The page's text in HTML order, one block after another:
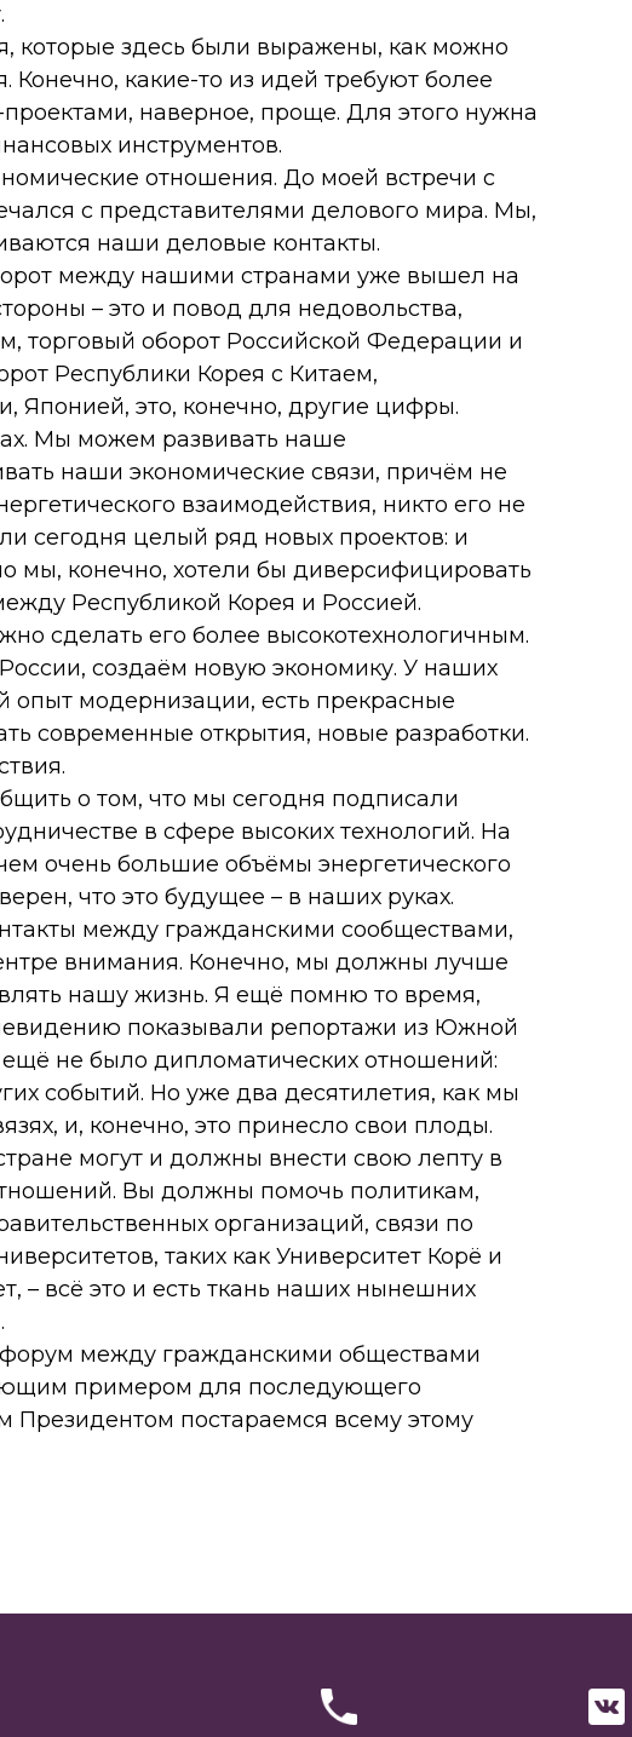
которые здесь были выражены, как можно
Конечно, какие-то из идей требуют более
наверное, проще. Для этого нужна
инструментов.
отношения. До моей встречи с
с представителями делового мира. Мы,
наши деловые контакты.
между нашими странами уже вышел на
– это и повод для недовольства,
торговый оборот Российской Федерации и
Республики Корея с Китаем,
это, конечно, другие цифры.
Мы можем развивать наше
наши экономические связи, причём не
взаимодействия, никто его не
сегодня целый ряд новых проектов: и
мы, конечно, хотели бы диверсифицировать
Республикой Корея и Россией.
сделать его более высокотехнологичным.
создаём новую экономику. У наших
опыт модернизации, есть прекрасные
современные открытия, новые разработки.
о том, что мы сегодня подписали
в сфере высоких технологий. На
очень большие объёмы энергетического
что это будущее – в наших руках.
между гражданскими сообществами,
внимания. Конечно, мы должны лучше
нашу жизнь. Я ещё помню то время,
показывали репортажи из Южной
ещё не было дипломатических отношений:
событий. Но уже два десятилетия, как мы
и, конечно, это принесло свои плоды.
могут и должны внести свою лепту в
Вы должны помочь политикам,
организаций, связи по
таких как Университет Корё и
– всё это и есть ткань наших нынешних
между гражданскими обществами
примером для последующего
Президентом постараемся всему этому